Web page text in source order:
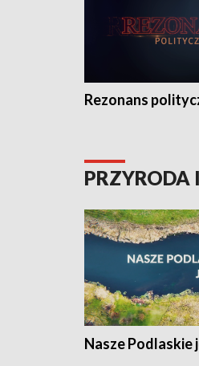
Rezonans
PRZYRODA
Nasze Podlaskie